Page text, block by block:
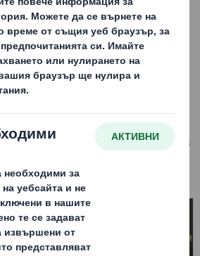
на велпапето
гама картонени палети,
за превоз по море в
обработка съгласно ISPM 15 и
си размери (1140x1140) са
максимално пространството в
ще Ви помогне да намалите
си разходи.